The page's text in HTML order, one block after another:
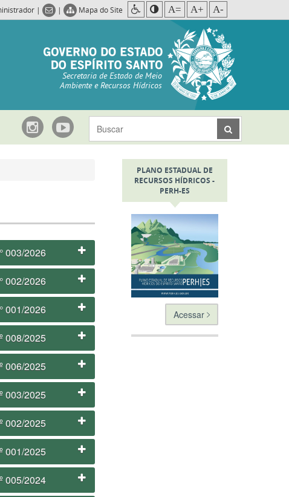
| | Mapa do Site A= A+ A-
Secretaria de Estado de Meio
Ambiente e Recursos Hídricos
003/2026
002/2026
001/2026
008/2025
006/2025
003/2025
002/2025
001/2025
005/2024
PLANO ESTADUAL DE
RECURSOS HÍDRICOS -
PERH-ES
Acessar